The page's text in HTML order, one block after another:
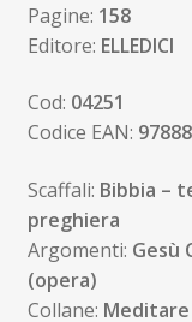
Pagine: 158
Editore: ELLEDICI
Cod: 04251
Codice EAN:
Scaffali: Bibbia –
preghiera
Argomenti: Gesù
(opera)
Collane: Meditare